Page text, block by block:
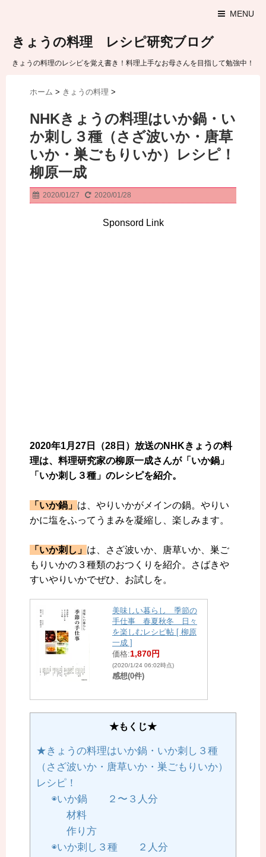
MENU
きょうの料理 レシピ研究ブログ
きょうの料理のレシピを覚え書き！料理上手なお母さんを目指して勉強中！
ホーム > きょうの料理 >
NHKきょうの料理はいか鍋・い
か刺し３種（さざ波いか・唐草
いか・巣ごもりいか）レシピ！
柳原一成
2020/01/27 2020/01/28
Sponsord Link
2020年1月27日（28日）放送のNHKきょうの料
理は、料理研究家の柳原一成さんが「いか鍋」
「いか刺し３種」のレシピを紹介。
「いか鍋」 は、やりいかがメインの鍋。やりい
かに塩をふってうまみを凝縮し、楽しみます。
「いか刺し」 は、さざ波いか、唐草いか、巣ご
もりいかの３種類のおつくりを紹介。さばきや
すいやりいかでぜひ、お試しを。
美味しい暮らし 季節の
手仕事 春夏秋冬 日々
を楽しむレシピ帖 [ 柳原
一成 ]
価格:1,870円
(2020/1/24 06:02時点)
感想(0件)
★もくじ★
★きょうの料理はいか鍋・いか刺し３種
（さざ波いか・唐草いか・巣ごもりいか）
レシピ！
◉いか鍋 ２〜３人分
材料
作り方
◉いか刺し３種 ２人分